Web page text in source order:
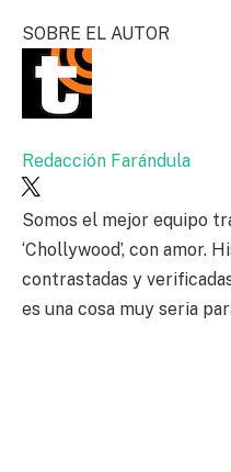
SOBRE EL AUTOR
Redacción Farándula
Somos el mejor equipo
‘Chollywood’, con amor.
contrastadas y
es una cosa muy seria